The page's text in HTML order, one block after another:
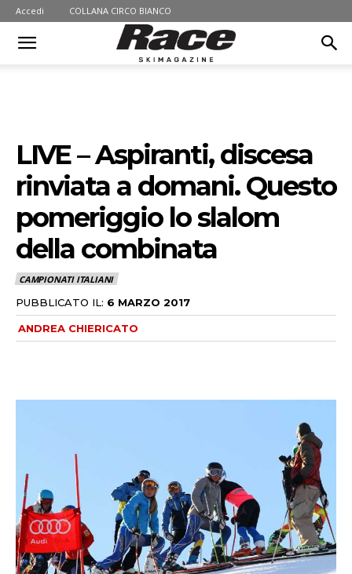
Accedi COLLANA CIRCO BIANCO
LIVE – Aspiranti, discesa
rinviata a domani. Questo
pomeriggio lo slalom
della combinata
CAMPIONATI ITALIANI
PUBBLICATO IL: 6 MARZO 2017
ANDREA CHIERICATO